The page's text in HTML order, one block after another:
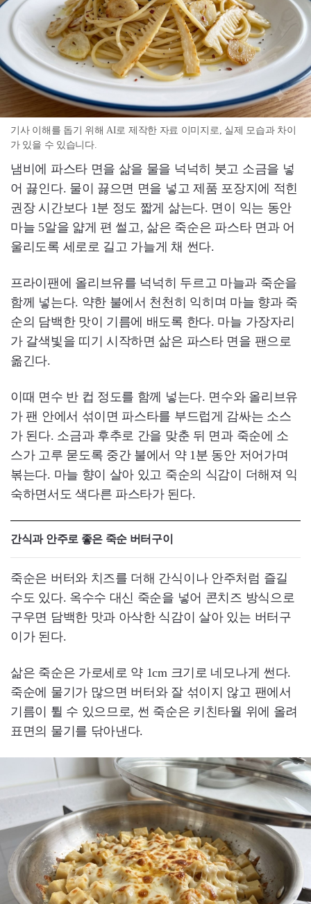
기사 이해를 돕기 위해 AI로 제작한 자료 이미지로, 실제 모습과 차이
가 있을 수 있습니다.
냄비에 파스타 면을 삶을 물을 넉넉히 붓고 소금을 넣
어 끓인다. 물이 끓으면 면을 넣고 제품 포장지에 적힌
권장 시간보다 1분 정도 짧게 삶는다. 면이 익는 동안
마늘 5알을 얇게 편 썰고, 삶은 죽순은 파스타 면과 어
울리도록 세로로 길고 가늘게 채 썬다.
프라이팬에 올리브유를 넉넉히 두르고 마늘과 죽순을
함께 넣는다. 약한 불에서 천천히 익히며 마늘 향과 죽
순의 담백한 맛이 기름에 배도록 한다. 마늘 가장자리
가 갈색빛을 띠기 시작하면 삶은 파스타 면을 팬으로
옮긴다.
이때 면수 반 컵 정도를 함께 넣는다. 면수와 올리브유
가 팬 안에서 섞이면 파스타를 부드럽게 감싸는 소스
가 된다. 소금과 후추로 간을 맞춘 뒤 면과 죽순에 소
스가 고루 묻도록 중간 불에서 약 1분 동안 저어가며
볶는다. 마늘 향이 살아 있고 죽순의 식감이 더해져 익
숙하면서도 색다른 파스타가 된다.
간식과 안주로 좋은 죽순 버터구이
죽순은 버터와 치즈를 더해 간식이나 안주처럼 즐길
수도 있다. 옥수수 대신 죽순을 넣어 콘치즈 방식으로
구우면 담백한 맛과 아삭한 식감이 살아 있는 버터구
이가 된다.
삶은 죽순은 가로세로 약 1cm 크기로 네모나게 썬다.
죽순에 물기가 많으면 버터와 잘 섞이지 않고 팬에서
기름이 튈 수 있으므로, 썬 죽순은 키친타월 위에 올려
표면의 물기를 닦아낸다.